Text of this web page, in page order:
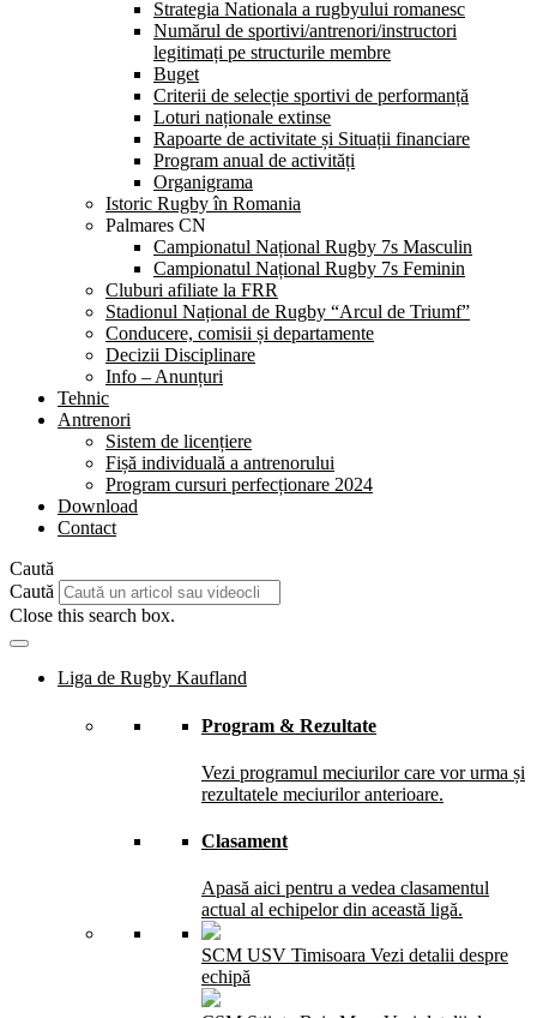
Strategia Nationala a rugbyului romanesc
Numărul de sportivi/antrenori/instructori
legitimați pe structurile membre
Buget
Criterii de selecție sportivi de performanță
Loturi naționale extinse
Rapoarte de activitate și Situații financiare
Program anual de activități
Organigrama
Istoric Rugby în Romania
Palmares CN
Campionatul Național Rugby 7s Masculin
Campionatul Național Rugby 7s Feminin
Cluburi afiliate la FRR
Stadionul Național de Rugby “Arcul de Triumf”
Conducere, comisii și departamente
Decizii Disciplinare
Info – Anunțuri
Tehnic
Antrenori
Sistem de licențiere
Fișă individuală a antrenorului
Program cursuri perfecționare 2024
Download
Contact
Caută
Caută
Close this search box.
Liga de Rugby Kaufland
Program & Rezultate
Vezi programul meciurilor care vor urma și
rezultatele meciurilor anterioare.
Clasament
Apasă aici pentru a vedea clasamentul
actual al echipelor din această ligă.
SCM USV Timisoara Vezi detalii despre
echipă